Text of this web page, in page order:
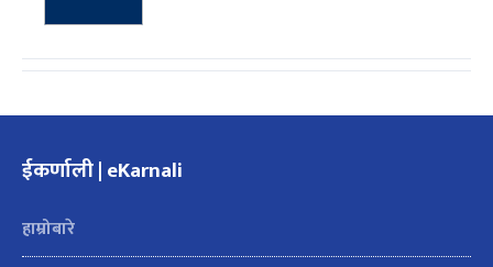
ईकर्णाली | eKarnali
हाम्रोबारे